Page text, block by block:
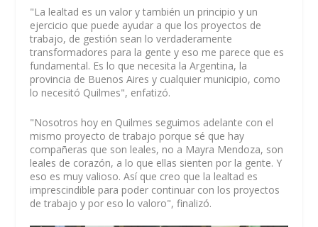
"La lealtad es un valor y también un principio y un
ejercicio que puede ayudar a que los proyectos de
trabajo, de gestión sean lo verdaderamente
transformadores para la gente y eso me parece que es
fundamental. Es lo que necesita la Argentina, la
provincia de Buenos Aires y cualquier municipio, como
lo necesitó Quilmes", enfatizó.
"Nosotros hoy en Quilmes seguimos adelante con el
mismo proyecto de trabajo porque sé que hay
compañeras que son leales, no a Mayra Mendoza, son
leales de corazón, a lo que ellas sienten por la gente. Y
eso es muy valioso. Así que creo que la lealtad es
imprescindible para poder continuar con los proyectos
de trabajo y por eso lo valoro", finalizó.